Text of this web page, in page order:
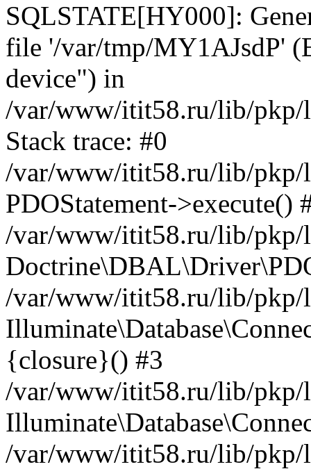
SQLSTATE[HY000]:
file '/var/tmp/MY1AJsdP'
device") in
/var/www/itit58.ru/lib/pkp/
Stack trace: #0
/var/www/itit58.ru/lib/pkp/
PDOStatement->execute()
/var/www/itit58.ru/lib/pkp/
/var/www/itit58.ru/lib/pkp/
{closure}() #3
/var/www/itit58.ru/lib/pkp/
/var/www/itit58.ru/lib/pkp/